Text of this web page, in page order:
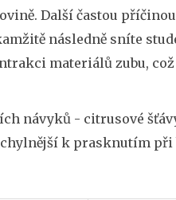
Další častou
následně sníte
materiálů zubu, což
návyků - citrusové
k prasknutím při